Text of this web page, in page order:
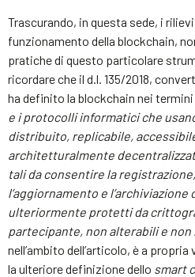
Trascurando, in questa sede, i
funzionamento della blockchain,
pratiche di questo particolare
ricordare che il d.l. 135/2018,
ha definito la blockchain nei termini
e i protocolli informatici che
distribuito, replicabile,
architetturalmente
tali da consentire la
l’aggiornamento e
ulteriormente protetti da
partecipante, non alterabili e
nell’ambito dell’articolo, è a
la ulteriore definizione dello smart